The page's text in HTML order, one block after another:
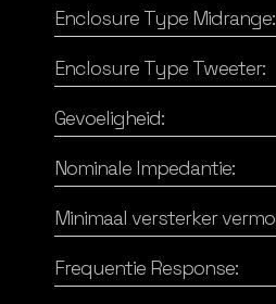
Enclosure Type Midrange:
Enclosure Type Tweeter:
Gevoeligheid:
Nominale Impedantie:
Minimaal versterker
Frequentie Response: